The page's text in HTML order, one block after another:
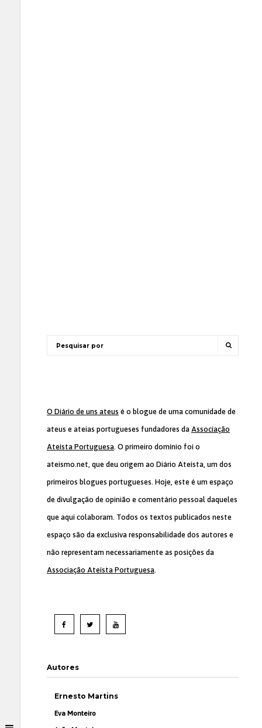
O Diário de uns ateus é o blogue de uma comunidade de
ateus e ateias portugueses fundadores da Associação
Ateísta Portuguesa. O primeiro domínio foi o
ateismo.net, que deu origem ao Diário Ateísta, um dos
primeiros blogues portugueses. Hoje, este é um espaço
de divulgação de opinião e comentário pessoal daqueles
que aqui colaboram. Todos os textos publicados neste
espaço são da exclusiva responsabilidade dos autores e
não representam necessariamente as posições da
Associação Ateísta Portuguesa.
Autores
Ernesto Martins
Eva Monteiro